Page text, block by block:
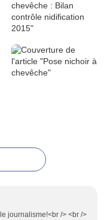
journalisme!<br /> <br />